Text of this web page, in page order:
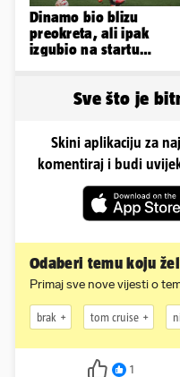
Dinamo bio blizu
preokreta, ali ipak
izgubio na startu
Sve što je
Skini aplikaciju za
komentiraj i budi
Odaberi temu koju
Primaj sve nove vijesti o
brak tom cruise
1